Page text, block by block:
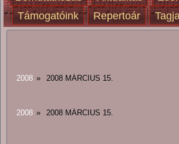
Támogatóink
Repertoár
2008 » 2008 MÁRCIUS 15.
2008 » 2008 MÁRCIUS 15.